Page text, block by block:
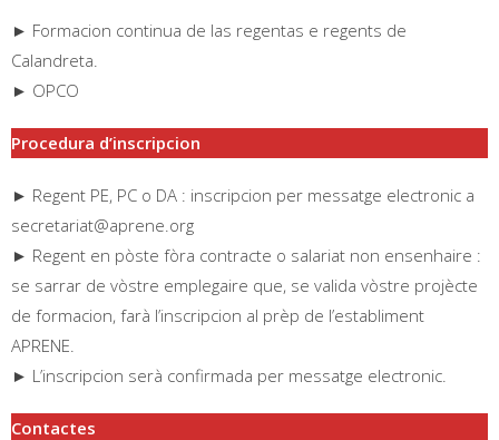
► Formacion continua de las regentas e regents de
Calandreta.
► OPCO
Procedura d’inscripcion
► Regent PE, PC o DA : inscripcion per messatge electronic a
secretariat@aprene.org
► Regent en pòste fòra contracte o salariat non ensenhaire :
se sarrar de vòstre emplegaire que, se valida vòstre projècte
de formacion, farà l’inscripcion al prèp de l’establiment
APRENE.
► L’inscripcion serà confirmada per messatge electronic.
Contactes